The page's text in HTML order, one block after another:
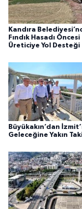
Kandıra
Fındık Hasadı Öncesi
Üreticiye Yol Desteği
Büyükakın’dan
Geleceğine Yakın